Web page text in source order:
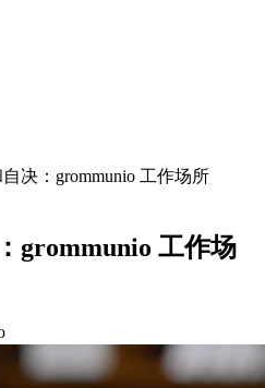
决：grommunio 工作场所
grommunio 工作场